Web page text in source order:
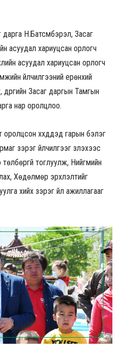
дарга Н.Батсүмбэрэл, Засаг
асуудал хариуцсан орлогч
асуудал хариуцсан орлогч
үйлчилгээний ерөнхий
Засаг даргын Тамгын
нар оролцлоо.
хүүхдүүдэд гарын бэлэг
зэрэг үйлчилгээг үзүүлэхээс
төлбөргүй тоглуулж, Нийгмийн
Хөдөлмөр эрхлэлтийг
хийх зэрэг үйл ажиллагааг